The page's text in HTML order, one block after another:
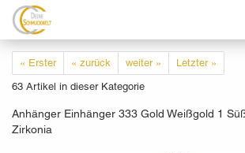
« Erster « zurück weiter »
Letzter »
63 Artikel in dieser Kategorie
Anhänger Einhänger 333 Gold Weißgold 1
Zirkonia